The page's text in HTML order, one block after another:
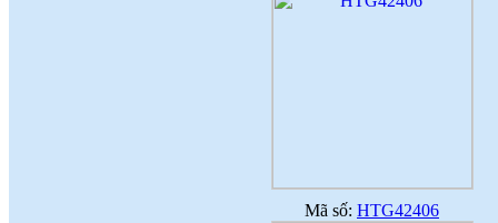
Mã số: HTG42406